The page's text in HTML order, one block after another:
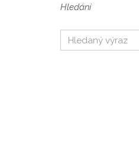
Hledání